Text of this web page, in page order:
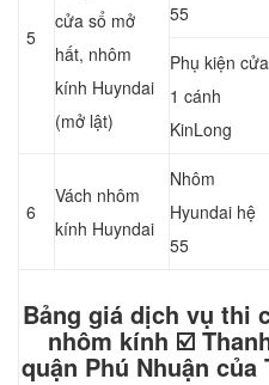
5
cửa sổ mở
hất, nhôm
kính Huyndai
(mở lật)
55
Phụ kiện cửa
1 cánh
KinLong
6
Vách nhôm
kính Huyndai
Nhôm
Hyundai hệ
55
Bảng giá dịch vụ thi
nhôm kính ☑️
quận Phú Nhuận của